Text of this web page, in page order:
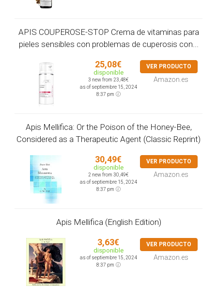
APIS COUPEROSE-STOP Crema de vitaminas para
pieles sensibles con problemas de cuperosis con...
25,08€
disponible
3 new from 23,48€
as of septiembre 15, 2024
8:37 pm
VER PRODUCTO
Amazon.es
Apis Mellifica: Or the Poison of the Honey-Bee,
Considered as a Therapeutic Agent (Classic Reprint)
30,49€
disponible
2 new from 30,49€
as of septiembre 15, 2024
8:37 pm
VER PRODUCTO
Amazon.es
Apis Mellifica (English Edition)
3,63€
disponible
as of septiembre 15, 2024
8:37 pm
VER PRODUCTO
Amazon.es